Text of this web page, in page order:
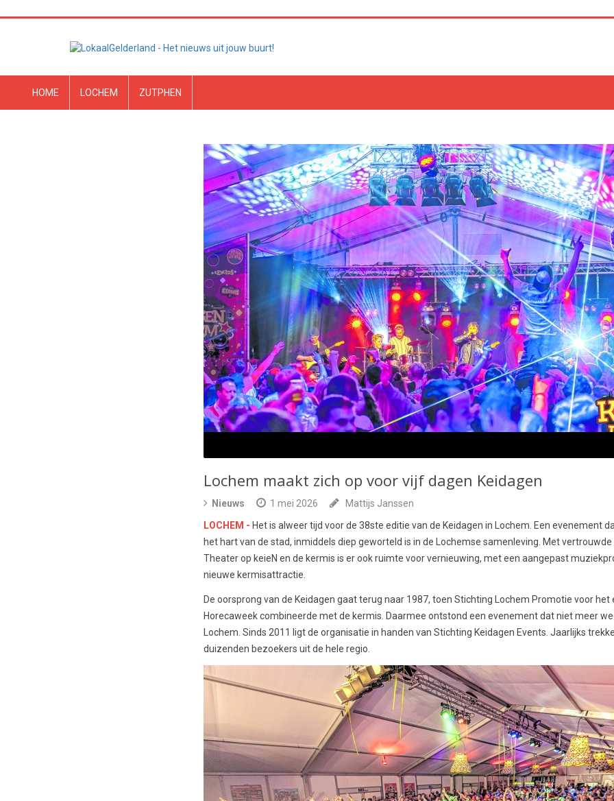
HOME LOCHEM ZUTPHEN
Lochem maakt zich op voor vijf dagen Keidagen
Nieuws 1 mei 2026
Mattijs Janssen
LOCHEM - Het is alweer tijd voor de 38ste editie van de Keidagen in Lochem. Een evenement
het hart van de stad, inmiddels diep geworteld is in de Lochemse samenleving. Met
Theater op keieN en de kermis is er ook ruimte voor vernieuwing, met een aangepast
nieuwe kermisattractie.
De oorsprong van de Keidagen gaat terug naar 1987, toen Stichting Lochem Promotie voor
Horecaweek combineerde met de kermis. Daarmee ontstond een evenement dat niet meer
Lochem. Sinds 2011 ligt de organisatie in handen van Stichting Keidagen Events. Jaarlijks
duizenden bezoekers uit de hele regio.